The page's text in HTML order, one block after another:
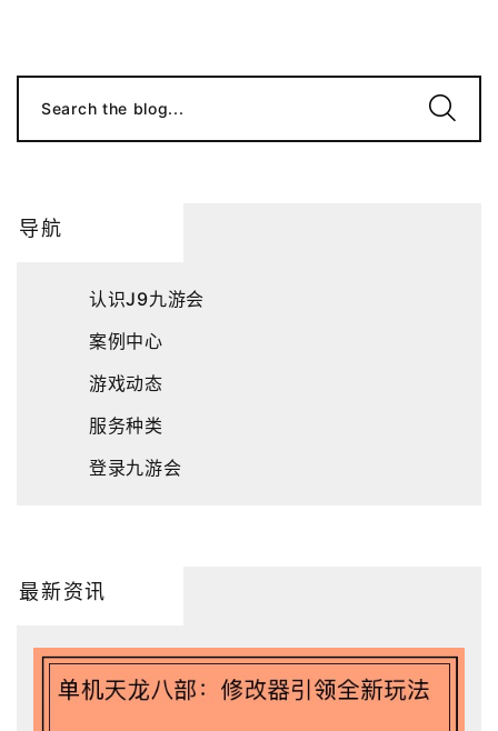
Search the blog...
导航
认识J9九游会
案例中心
游戏动态
服务种类
登录九游会
最新资讯